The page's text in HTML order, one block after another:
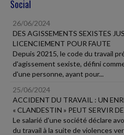
Social
26/06/2024
DES AGISSEMENTS SEXISTES
LICENCIEMENT POUR FAUTE
Depuis 20215, le code du travail
d'agissement sexiste, défini
d'une personne, ayant pour...
25/06/2024
ACCIDENT DU TRAVAIL : UN
« CLANDESTIN » PEUT SERVIR
Le salarié d'une société déclare
du travail à la suite de violences